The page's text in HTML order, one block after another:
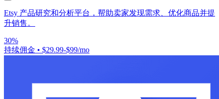
Etsy 产品研究和分析平台，帮助卖家发现需求、优化商品并提
升销售。
30%
持续佣金 • $29.99-$99/mo